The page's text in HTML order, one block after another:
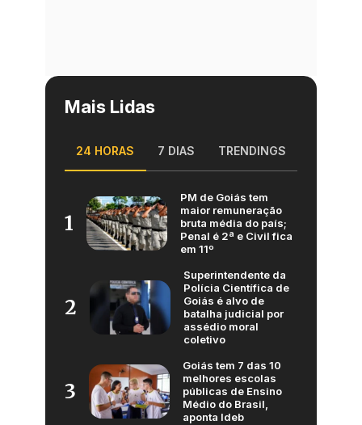
Mais Lidas
24 HORAS 7 DIAS TRENDINGS
1
PM de Goiás tem
maior remuneração
bruta média do país;
Penal é 2ª e Civil fica
em 11º
2
Superintendente da
Polícia Científica de
Goiás é alvo de
batalha judicial por
assédio moral
coletivo
3
Goiás tem 7 das 10
melhores escolas
públicas de Ensino
Médio do Brasil,
aponta Ideb